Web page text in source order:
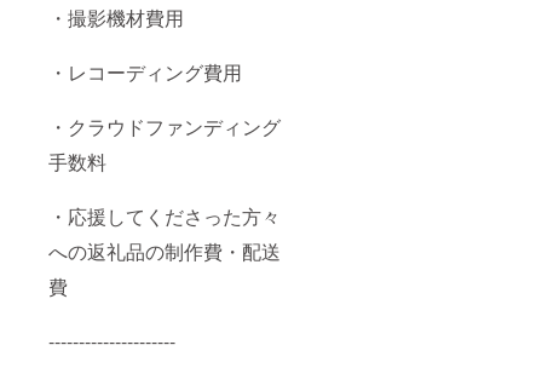
・撮影機材費用
・レコーディング費用
・クラウドファンディング
手数料
・応援してくださった方々
への返礼品の制作費・配送
費
---------------------